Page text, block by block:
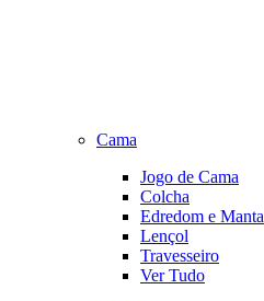
Cama
Jogo de Cama
Colcha
Edredom e Manta
Lençol
Travesseiro
Ver Tudo